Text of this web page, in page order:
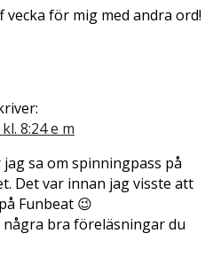
för mig med andra ord!
8:24 e m
sa om spinningpass på
Det var innan jag visste att
Funbeat 😉
bra föreläsningar du